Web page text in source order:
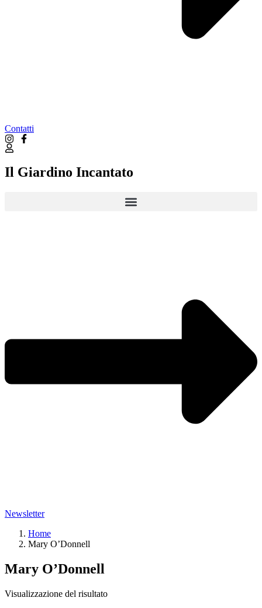
Contatti
Il Giardino Incantato
Newsletter
Home
Mary O’Donnell
Mary O’Donnell
Visualizzazione del risultato